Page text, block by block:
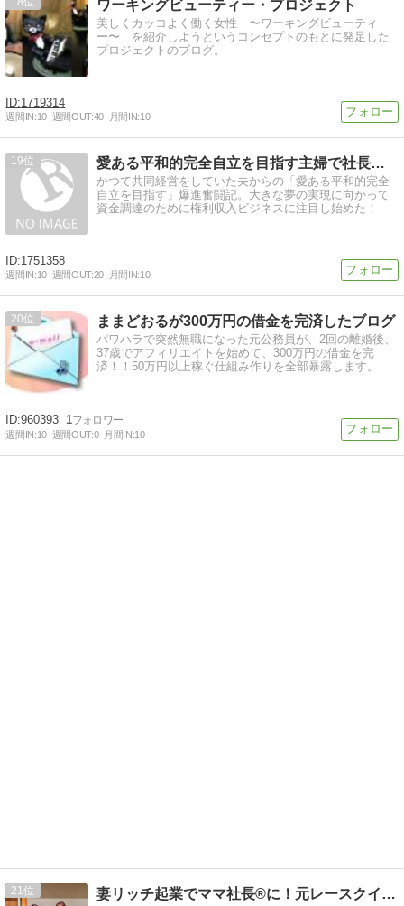
ワーキングビューティー・プロジェクト
美しくカッコよく働く女性 〜ワーキングビューティ
ー〜 を紹介しようというコンセプトのもとに発足した
プロジェクトのブログ。
1719314
週間IN:10 週間OUT:40 月間IN:10
19 愛ある平和的完全自立を目指す主婦で社長の奮闘記
かつて共同経営をしていた夫からの「愛ある平和的完全
自立を目指す」爆進奮闘記。大きな夢の実現に向かって
資金調達のために権利収入ビジネスに注目し始めた！
1751358
週間IN:10 週間OUT:20 月間IN:10
20 ままどおるが300万円の借金を完済したブログ
パワハラで突然無職になった元公務員が、2回の離婚後、
37歳でアフィリエイトを始めて、300万円の借金を完
済！！50万円以上稼ぐ仕組み作りを全部暴露します。
960393 1
週間IN:10 週間OUT:0 月間IN:10
21 妻リッチ起業でママ社長®に！元レースクイーン大家になりました